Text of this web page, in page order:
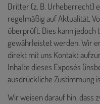
Dritter (z. B. Urheberrecht)
regelmäßig auf Aktualität,
überprüft. Dies kann
gewährleistet werden. Wir
direkt mit uns Kontakt
Inhalte dieses Exposés
ausdrückliche Zustimmung
Wir weisen darauf hin, dass